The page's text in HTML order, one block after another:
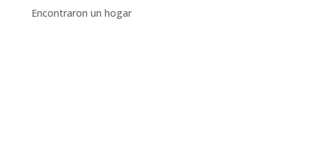
Encontraron un hogar